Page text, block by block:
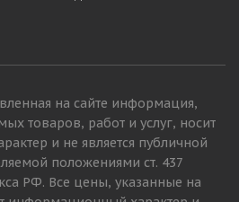
на сайте информация,
товаров, работ и услуг, носит
и не является публичной
положениями ст. 437
РФ. Все цены, указанные на